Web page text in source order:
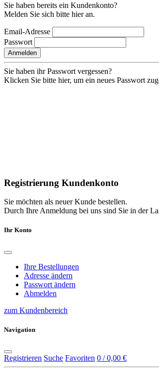
Sie haben bereits ein Kundenkonto?
Melden Sie sich bitte hier an.
Email-Adresse
Passwort
Anmelden
Sie haben ihr Passwort vergessen?
Klicken Sie bitte hier, um ein neues Passwort
Registrierung Kundenkonto
Sie möchten als neuer Kunde bestellen.
Durch Ihre Anmeldung bei uns sind Sie in der
Ihr Konto
Ihre Bestellungen
Adresse ändern
Passwort ändern
Abmelden
zum Kundenbereich
Navigation
Registrieren Suche Favoriten 0 / 0,00 €